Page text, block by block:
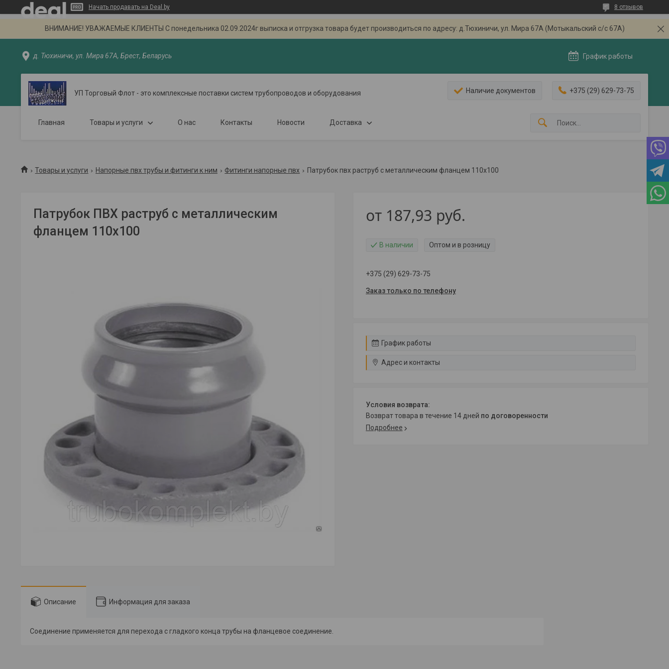
Начать продавать на Deal.by 8 отзывов
ВНИМАНИЕ! УВАЖАЕМЫЕ КЛИЕНТЫ С понедельника 02.09.2024г выписка и отгрузка товара будет производиться по адресу: д.Тюхиничи, ул. Мира 67А (Мотыкальский с/с 67А)
д. Тюхиничи, ул. Мира 67А, Брест, Беларусь График работы
УП Торговый Флот - это комплексные поставки систем трубопроводов и оборудования Наличие документов +375 (29) 629-73-75
Главная Товары и услуги О нас Контакты Новости Доставка
Товары и услуги Напорные пвх трубы и фитинги к ним Фитинги напорные пвх Патрубок пвх раструб с металлическим фланцем 110х100
Патрубок ПВХ раструб с металлическим
фланцем 110х100
от 187,93 руб.
В наличии Оптом и в розницу
+375 (29) 629-73-75
Заказ только по телефону
График работы
Адрес и контакты
возврат товара в течение 14 дней по договоренности
Подробнее
Описание Информация для заказа
Соединение применяется для перехода с гладкого конца трубы на фланцевое соединение.